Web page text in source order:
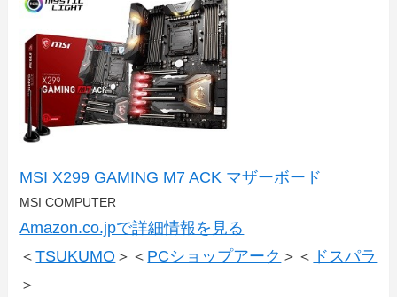
MSI X299 GAMING M7 ACK マザーボード
MSI COMPUTER
Amazon.co.jpで詳細情報を見る
＜TSUKUMO ＞＜ PCショップアーク ＞＜ ドスパラ
＞